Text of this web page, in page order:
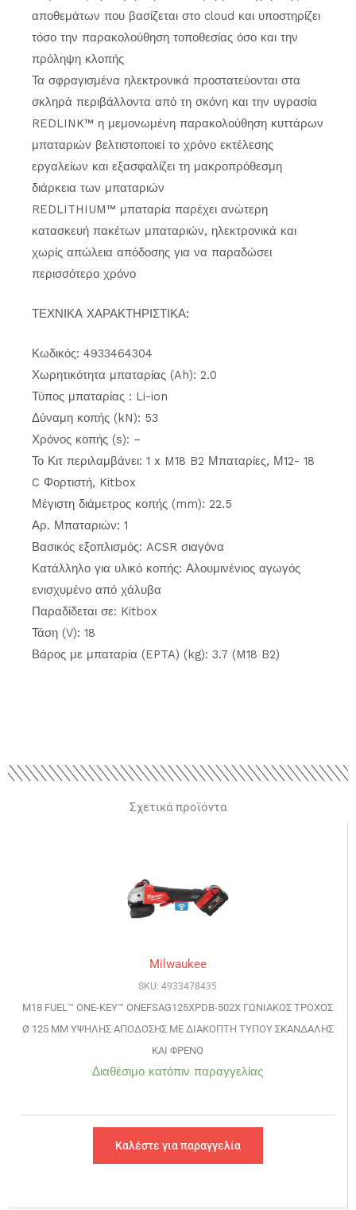
αποθεμάτων που βασίζεται στο cloud και υποστηρίζει
τόσο την παρακολούθηση τοποθεσίας όσο και την
πρόληψη κλοπής
Τα σφραγισμένα ηλεκτρονικά προστατεύονται στα
σκληρά περιβάλλοντα από τη σκόνη και την υγρασία
REDLINK™ η μεμονωμένη παρακολούθηση κυττάρων
μπαταριών βελτιστοποιεί το χρόνο εκτέλεσης
εργαλείων και εξασφαλίζει τη μακροπρόθεσμη
διάρκεια των μπαταριών
REDLITHIUM™ μπαταρία παρέχει ανώτερη
κατασκευή πακέτων μπαταριών, ηλεκτρονικά και
χωρίς απώλεια απόδοσης για να παραδώσει
περισσότερο χρόνο
ΤΕΧΝΙΚΑ ΧΑΡΑΚΤΗΡΙΣΤΙΚΑ:
Κωδικός: 4933464304
Χωρητικότητα μπαταρίας (Ah): 2.0
Τύπος μπαταρίας : Li-ion
Δύναμη κοπής (kN): 53
Χρόνος κοπής (s): –
Το Κιτ περιλαμβάνει: 1 x M18 B2 Μπαταρίες, Μ12- 18
C Φορτιστή, Kitbox
Μέγιστη διάμετρος κοπής (mm): 22.5
Αρ. Μπαταριών: 1
Βασικός εξοπλισμός: ACSR σιαγόνα
Κατάλληλο για υλικό κοπής: Αλουμινένιος αγωγός
ενισχυμένο από χάλυβα
Παραδίδεται σε: Kitbox
Τάση (V): 18
Βάρος με μπαταρία (EPTA) (kg): 3.7 (M18 B2)
Σχετικά προϊόντα
Milwaukee
SKU: 4933478435
M18 FUEL™ ONE-KEY™ ONEFSAG125XPDB-502X ΓΩΝΙΑΚΟΣ ΤΡΟΧΟΣ
Ø 125 MM ΥΨΗΛΗΣ ΑΠΟΔΟΣΗΣ ΜΕ ΔΙΑΚΟΠΤΗ ΤΥΠΟΥ ΣΚΑΝΔΑΛΗΣ
ΚΑΙ ΦΡΕΝΟ
Διαθέσιμο κατόπιν παραγγελίας
Καλέστε για παραγγελία